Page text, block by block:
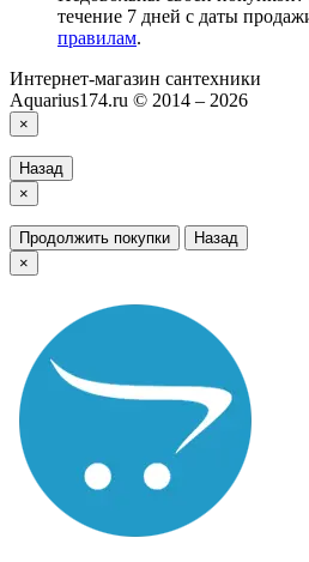
течение 7 дней с даты
правилам.
Интернет-магазин сантехники
Aquarius174.ru © 2014 – 2026
×
Назад
×
Продолжить покупки
Назад
×